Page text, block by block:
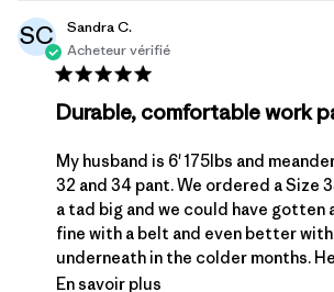
SC
Sandra C.
Acheteur vérifié
Durable, comfortable work
My husband is 6' 175lbs and
32 and 34 pant. We ordered a Size
a tad big and we could have gotten
fine with a belt and even better with
underneath in the colder months.
En savoir plus